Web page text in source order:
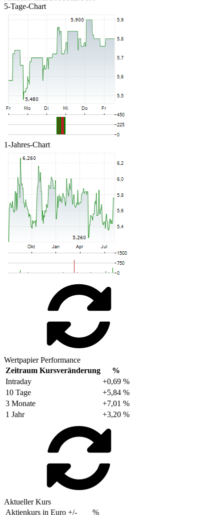
5-Tage-Chart
1-Jahres-Chart
Wertpapier Performance
Zeitraum Kursveränderung
%
Intraday
+0,69 %
10 Tage
+5,84 %
3 Monate
+7,01 %
1 Jahr
+3,20 %
Aktueller Kurs
Aktienkurs in Euro +/-
%